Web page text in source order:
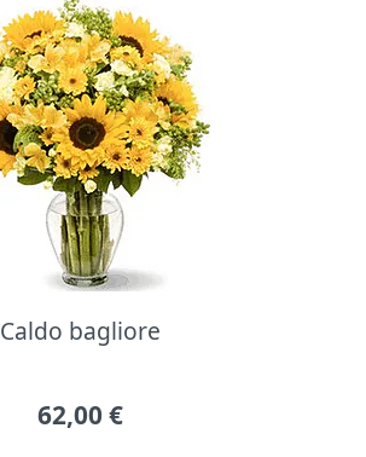
Caldo bagliore
62,00 €